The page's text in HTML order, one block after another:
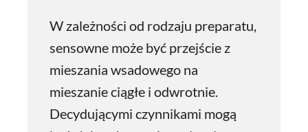
W zależności od rodzaju preparatu,
sensowne może być przejście z
mieszania wsadowego na
mieszanie ciągłe i odwrotnie.
Decydującymi czynnikami mogą